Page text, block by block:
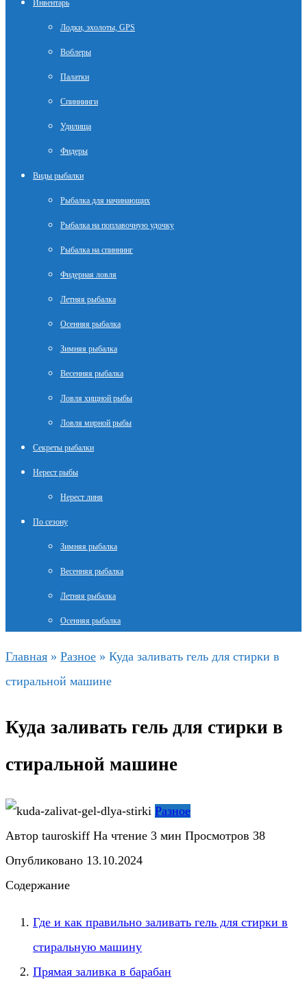
Инвентарь
Лодки, эхолоты, GPS
Воблеры
Палатки
Спиннинги
Удилища
Фидеры
Виды рыбалки
Рыбалка для начинающих
Рыбалка на поплавочную удочку
Рыбалка на спиннинг
Фидерная ловля
Летняя рыбалка
Осенняя рыбалка
Зимняя рыбалка
Весенняя рыбалка
Ловля хищной рыбы
Ловля мирной рыбы
Секреты рыбалки
Нерест рыбы
Нерест линя
По сезону
Зимняя рыбалка
Весенняя рыбалка
Летняя рыбалка
Осенняя рыбалка
Главная » Разное » Куда заливать гель для стирки в
стиральной машине
Куда заливать гель для стирки в
стиральной машине
Разное
Автор tauroskiff На чтение 3 мин Просмотров 38
Опубликовано 13.10.2024
Содержание
Где и как правильно заливать гель для стирки в
стиральную машину
Прямая заливка в барабан